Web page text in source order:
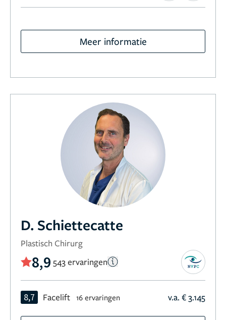
Meer informatie
D. Schiettecatte
Plastisch Chirurg
8,9 543 ervaringen
8,7 Facelift 16 ervaringen v.a. € 3.145